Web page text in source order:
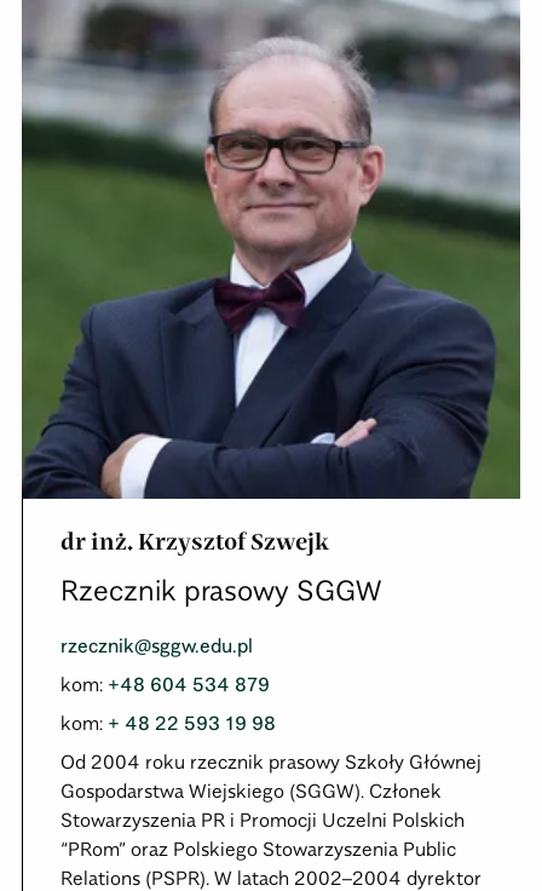
dr inż. Krzysztof Szwejk
Rzecznik prasowy SGGW
rzecznik@sggw.edu.pl
kom: +48 604 534 879
kom: + 48 22 593 19 98
Od 2004 roku rzecznik prasowy Szkoły Głównej
Gospodarstwa Wiejskiego (SGGW). Członek
Stowarzyszenia PR i Promocji Uczelni Polskich
“PRom” oraz Polskiego Stowarzyszenia Public
Relations (PSPR). W latach 2002–2004 dyrektor